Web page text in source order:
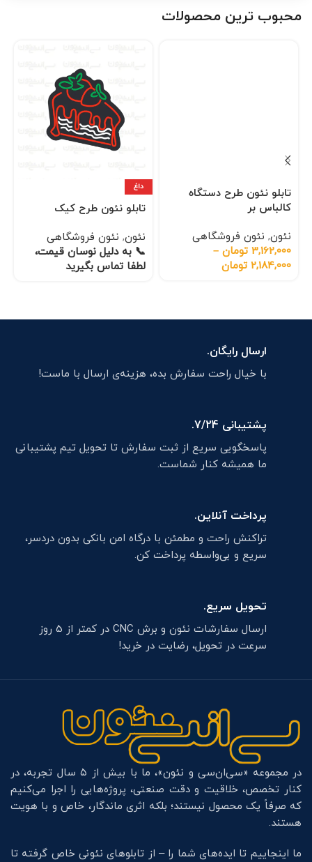
محبوب ترین محصولات
تابلو نئون طرح دستگاه
کالباس بر
نئون, نئون فروشگاهی
3,162,000 تومان –
2,184,000 تومان
داغ
تابلو نئون طرح کیک
نئون, نئون فروشگاهی
📞 به دلیل نوسان قیمت،
لطفا تماس بگیرید
ارسال رایگان.
با خیال راحت سفارش بده، هزینه‌ی ارسال با ماست!
پشتیبانی 7/24.
پاسخگویی سریع از ثبت سفارش تا تحویل تیم پشتیبانی
ما همیشه کنار شماست.
پرداخت آنلاین.
تراکنش راحت و مطمئن با درگاه امن بانکی بدون دردسر،
سریع و بی‌واسطه پرداخت کن.
تحویل سریع.
ارسال سفارشات نئون و برش CNC در کمتر از 5 روز
سرعت در تحویل، رضایت در خرید!
در مجموعه «سی‌ان‌سی و نئون»، ما با بیش از ۵ سال تجربه، در
کنار تخصص، خلاقیت و دقت صنعتی، پروژه‌هایی را اجرا می‌کنیم
که صرفاً یک محصول نیستند؛ بلکه اثری ماندگار، خاص و با هویت
هستند.
ما اینجاییم تا ایده‌های شما را – از تابلوهای نئونی خاص گرفته تا